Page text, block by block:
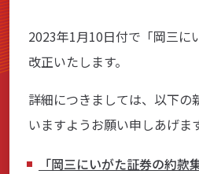
岡三にいがたと始める
商品・サービス
2023年1月10日付で「岡三に
改正いたします。
詳細につきましては、以下の
いますようお願い申しあげま
「岡三にいがた証券の約